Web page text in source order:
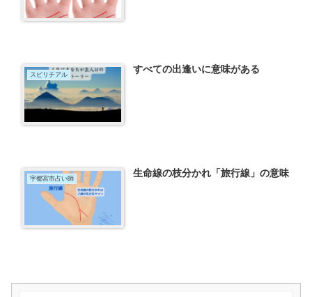
スピリチアル すべての出逢いに意味がある
宇都宮市占い師 生命線の枝分かれ「旅行線」の意味